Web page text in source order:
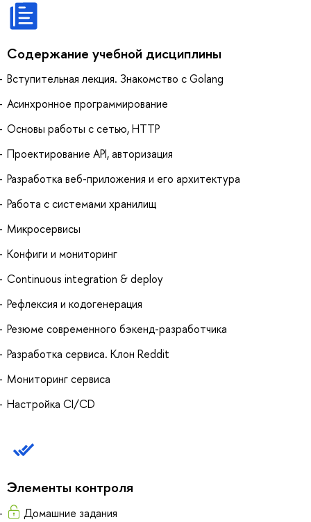
Содержание учебной дисциплины
Вступительная лекция. Знакомство с Golang
Асинхронное программирование
Основы работы с сетью, HTTP
Проектирование API, авторизация
Разработка веб-приложения и его архитектура
Работа с системами хранилищ
Микросервисы
Конфиги и мониторинг
Continuous integration & deploy
Рефлексия и кодогенерация
Резюме современного бэкенд-разработчика
Разработка сервиса. Клон Reddit
Мониторинг сервиса
Настройка CI/CD
Элементы контроля
Домашние задания